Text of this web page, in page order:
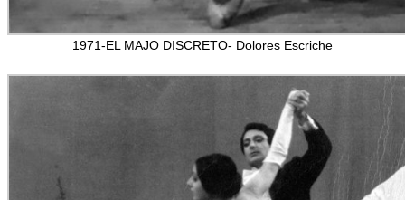
1971-EL MAJO DISCRETO- Dolores Escriche